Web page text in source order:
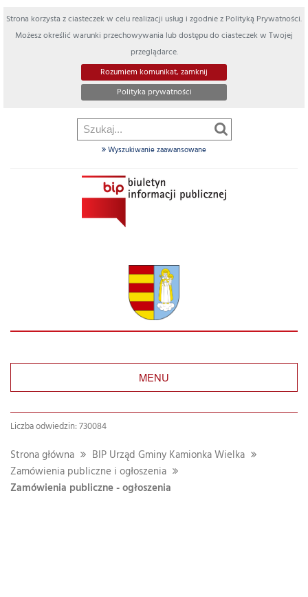
Strona korzysta z ciasteczek w celu realizacji usług i zgodnie z Polityką Prywatności.
Możesz określić warunki przechowywania lub dostępu do ciasteczek w Twojej
przeglądarce.
Rozumiem komunikat, zamknij
Polityka prywatności
Wyszukiwanie zaawansowane
MENU
Liczba odwiedzin: 730084
Strona główna
BIP Urząd Gminy Kamionka Wielka
Zamówienia publiczne i ogłoszenia
Zamówienia publiczne - ogłoszenia